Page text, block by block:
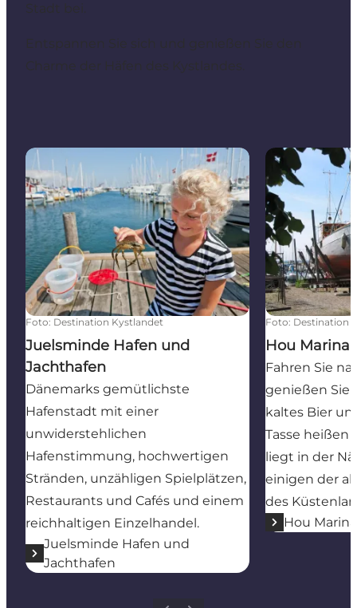
Stadt bei.
Entspannen Sie sich und genießen Sie den
Charme der Häfen des Kystlandes.
Juelsminde Hafen und Jachthafen
Foto: Destination Kystlandet
Juelsminde Hafen und
Jachthafen
Dänemarks gemütlichste
Hafenstadt mit einer
unwiderstehlichen
Hafenstimmung, hochwertigen
Stränden, unzähligen Spielplätzen,
Restaurants und Cafés und einem
reichhaltigen Einzelhandel.
Juelsminde Hafen und
Jachthafen
Hou Marina
Foto: Destination
Hou Marina
Fahren Sie
genießen Sie
kaltes Bier
Tasse heißen
liegt in der
einigen der
des
Hou Marina